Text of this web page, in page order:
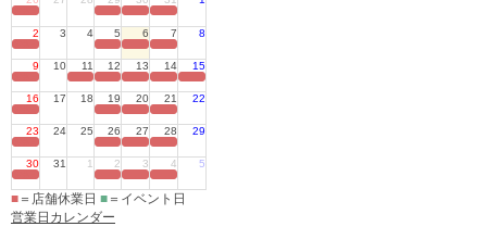
2 3 4 5 6 7 8
9 10 11 12 13 14 15
16 17 18 19 20 21 22
23 24 25 26 27 28 29
30 31 1 2 3 4 5
■ ＝店舗休業日 ■ ＝イベント日
営業日カレンダー